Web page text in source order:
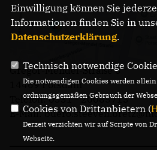
Gregor-Mendel-Straße 3
14469 Potsdam
Telefon: 0331 - 20085713
E-Mail:
Einwilligung können Sie
Informationen finden Sie in
Datenschutzerklärung.
Technisch notwendige
Die notwendigen Cookies werden
ordnungsgemäßen Gebrauch der
Cookies von Drittanbietern (
Derzeit verzichten wir auf Scripte von
Webseite.